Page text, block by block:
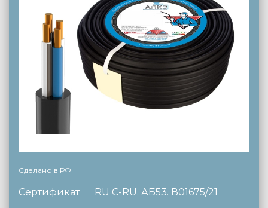
Сделано в РФ
Сертификат RU C-RU. АБ53. В01675/21